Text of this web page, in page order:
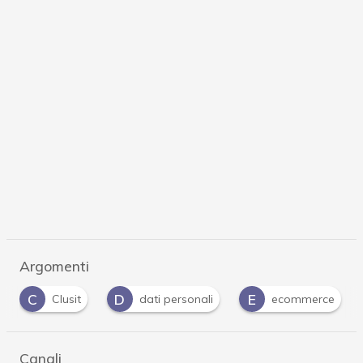
Argomenti
C
Clusit D dati personali E ecommerce
Canali